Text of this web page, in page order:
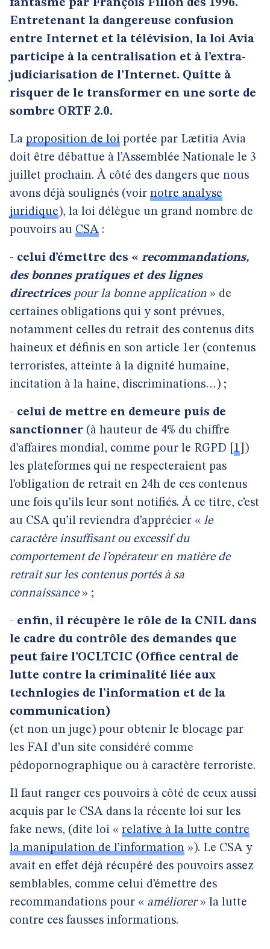
fantasmé par François Fillon dès 1996.
Entretenant la dangereuse confusion
entre Internet et la télévision, la loi Avia
participe à la centralisation et à l’extra-
judiciarisation de l’Internet. Quitte à
risquer de le transformer en une sorte de
sombre ORTF 2.0.
La proposition de loi portée par Lætitia Avia
doit être débattue à l’Assemblée Nationale le 3
juillet prochain. À côté des dangers que nous
avons déjà soulignés (voir notre analyse
juridique), la loi délègue un grand nombre de
pouvoirs au CSA :
- celui d’émettre des « recommandations,
des bonnes pratiques et des lignes
directricespour la bonne application » de
certaines obligations qui y sont prévues,
notamment celles du retrait des contenus dits
haineux et définis en son article 1er (contenus
terroristes, atteinte à la dignité humaine,
incitation à la haine, discriminations…) ;
- celui de mettre en demeure puis de
sanctionner (à hauteur de 4% du chiffre
d’affaires mondial, comme pour le RGPD
1 )
les plateformes qui ne respecteraient pas
l’obligation de retrait en 24h de ces contenus
une fois qu’ils leur sont notifiés. À ce titre, c’est
au CSA qu’il reviendra d’apprécier « le
caractère insuffisant ou excessif du
comportement de l’opérateur en matière de
retrait sur les contenus portés à sa
connaissance» ;
- enfin, il récupère le rôle de la CNIL dans
le cadre du contrôle des demandes que
peut faire l’OCLTCIC (Office central de
lutte contre la criminalité liée aux
technlogies de l’information et de la
communication)
(et non un juge) pour obtenir le blocage par
les FAI d’un site considéré comme
pédopornographique ou à caractère terroriste.
Il faut ranger ces pouvoirs à côté de ceux aussi
acquis par le CSA dans la récente loi sur les
fake news, (dite loi « relative à la lutte contre
la manipulation de l’information »). Le CSA y
avait en effet déjà récupéré des pouvoirs assez
semblables, comme celui d’émettre des
recommandations pour « améliorer» la lutte
contre ces fausses informations.